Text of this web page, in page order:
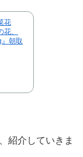
花
花、
朝取
紹介していきま